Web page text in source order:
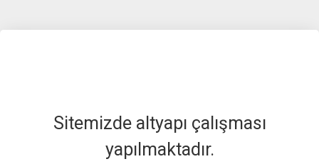
Sitemizde altyapı çalışması
yapılmaktadır.